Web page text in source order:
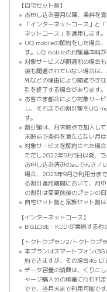
自宅セット割
お申し込み翌月以降、条件を
「インターネットコース」と
ネットコース」を適用します。
UQ mobileの解約をした場合
す。UQ mobileの月額基本料
対象サービスが開通前の場合
後も開通されていない場合は
外などの理由により開通でき
引を終了する場合があります。
お客さま都合により対象サー
し、それまでの割引額をUQ
す。
割引額は、月末時点で加入し
末時点で条件を満たさない月
対象サービスを解約された場
ただし2022年9月5日以降、
お申し込み済みのauでんき／
場合、2023年9月ご利用分ま
る割引適用期間において、月
の割引は変更前後のプランの
自宅セット割と家族セット割
インターネットコース
BIGLOBE・KDDIが実施する他
トクトクプラン2/トクトクプ
本プランはスマートフォン
約できますが、その場合4G
データ容量の消費は、くりこ
ャージ購入分の順番に行われ
でで、当月末まで利用可能で